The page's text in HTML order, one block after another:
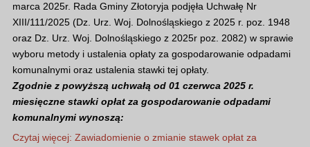
marca 2025r. Rada Gminy Złotoryja podjęła Uchwałę Nr
XIII/111/2025 (Dz. Urz. Woj. Dolnośląskiego z 2025 r. poz. 1948
oraz Dz. Urz. Woj. Dolnośląskiego z 2025r poz. 2082) w sprawie
wyboru metody i ustalenia opłaty za gospodarowanie odpadami
komunalnymi oraz ustalenia stawki tej opłaty.
Zgodnie z powyższą uchwałą od 01 czerwca 2025 r.
miesięczne stawki opłat za gospodarowanie odpadami
komunalnymi wynoszą:
Czytaj więcej: Zawiadomienie o zmianie stawek opłat za